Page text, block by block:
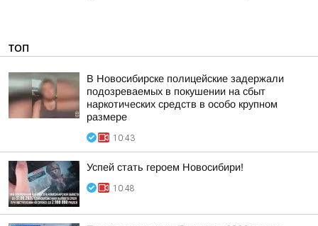
ТОП
В Новосибирске полицейские задержали
подозреваемых в покушении на сбыт
наркотических средств в особо крупном
размере
10:43
Успей стать героем Новосибири!
10:48